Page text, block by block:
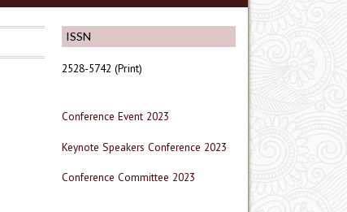
ISSN
2528-5742 (Print)
Conference Event 2023
Keynote Speakers Conference 2023
Conference Committee 2023